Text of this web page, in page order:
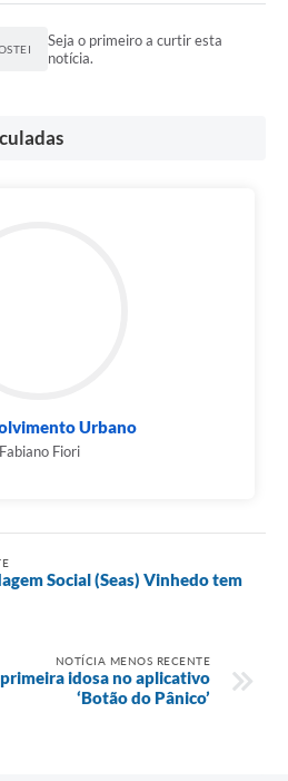
Seja o primeiro a curtir esta
notícia.
Urbano
Fabiano Fiori
Social (Seas) Vinhedo tem
NOTÍCIA MENOS RECENTE
idosa no aplicativo
‘Botão do Pânico’